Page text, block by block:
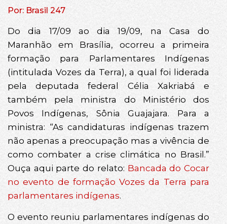
Por: Brasil 247
Do dia 17/09 ao dia 19/09, na Casa do
Maranhão em Brasília, ocorreu a primeira
formação para Parlamentares Indígenas
(intitulada Vozes da Terra), a qual foi liderada
pela deputada federal Célia Xakriabá e
também pela ministra do Ministério dos
Povos Indígenas, Sônia Guajajara. Para a
ministra: “As candidaturas indígenas trazem
não apenas a preocupação mas a vivência de
como combater a crise climática no Brasil.”
Ouça aqui parte do relato: Bancada do Cocar
no evento de formação Vozes da Terra para
parlamentares indígenas.
O evento reuniu parlamentares indígenas do